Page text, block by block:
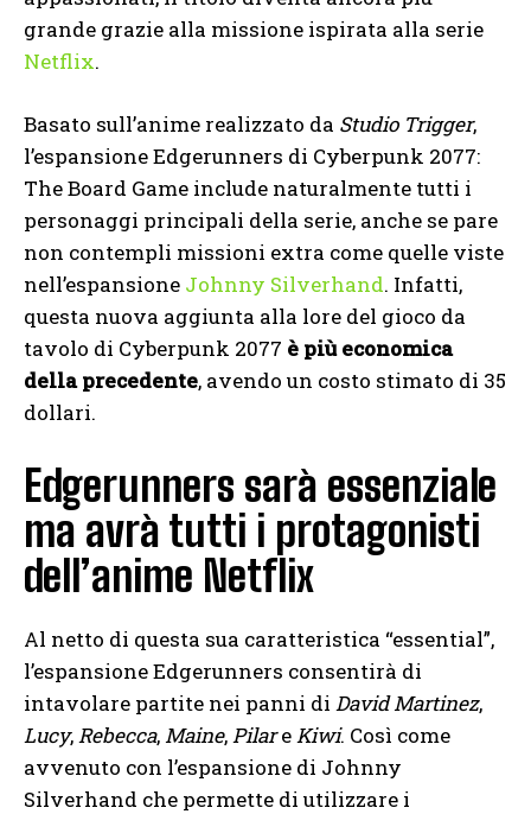
grande grazie alla missione ispirata alla serie
Netflix.
Basato sull’anime realizzato da Studio Trigger,
l’espansione Edgerunners di Cyberpunk 2077:
The Board Game include naturalmente tutti i
personaggi principali della serie, anche se pare
non contempli missioni extra come quelle viste
nell’espansione Johnny Silverhand. Infatti,
questa nuova aggiunta alla lore del gioco da
tavolo di Cyberpunk 2077 è più economica
della precedente, avendo un costo stimato di 35
dollari.
Edgerunners sarà essenziale
ma avrà tutti i protagonisti
dell’anime Netflix
Al netto di questa sua caratteristica “essential”,
l’espansione Edgerunners consentirà di
intavolare partite nei panni di David Martinez,
Lucy,Rebecca,Maine,PilareKiwi. Così come
avvenuto con l’espansione di Johnny
Silverhand che permette di utilizzare i